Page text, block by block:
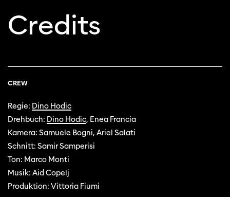
Credits
CREW
Regie: Dino Hodic
Drehbuch: Dino Hodic, Enea Francia
Kamera: Samuele Bogni, Ariel Salati
Schnitt: Samir Samperisi
Ton: Marco Monti
Musik: Aid Copelj
Produktion: Vittoria Fiumi